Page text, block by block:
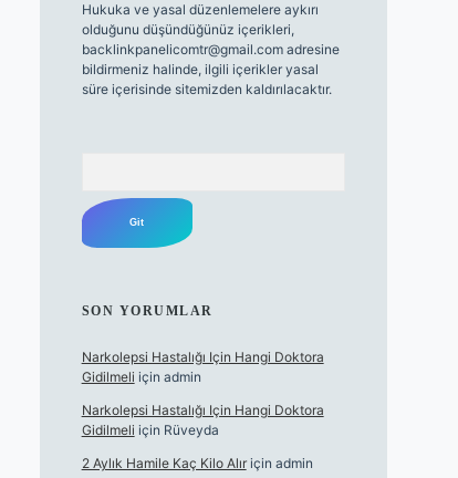
Hukuka ve yasal düzenlemelere aykırı
olduğunu düşündüğünüz içerikleri,
backlinkpanelicomtr@gmail.comadresine
bildirmeniz halinde, ilgili içerikler yasal
süre içerisinde sitemizden kaldırılacaktır.
SON YORUMLAR
Narkolepsi Hastalığı Için Hangi Doktora
Gidilmeli için admin
Narkolepsi Hastalığı Için Hangi Doktora
Gidilmeli için Rüveyda
2 Aylık Hamile Kaç Kilo Alıriçin admin